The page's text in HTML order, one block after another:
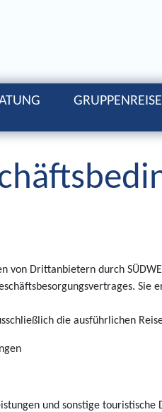
Drittanbietern durch
die ausführlichen
und sonstige touristische